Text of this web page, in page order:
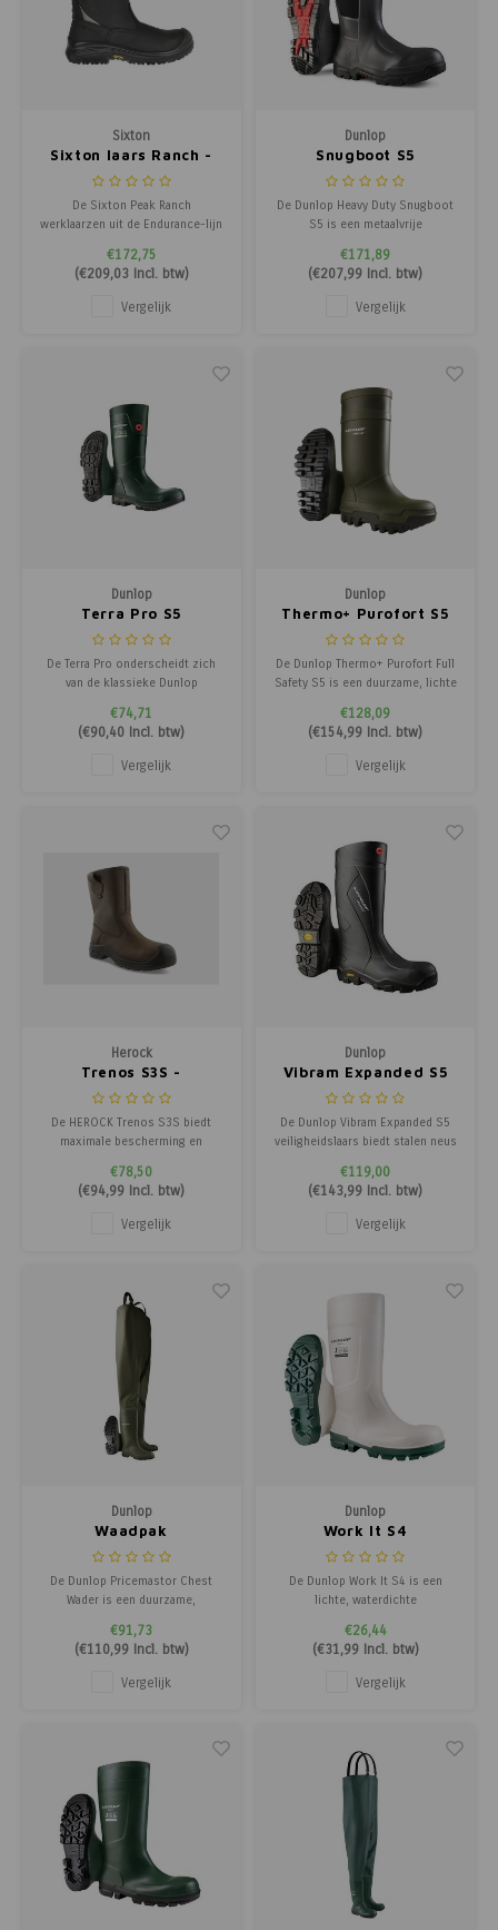
Sixton
Sixton laars Ranch -
Waterdicht zwart
De Sixton Peak Ranch
werklaarzen uit de Endurance-lijn
veiligheidsnormering. Deze
werklaarzen hebben een
veiligheidsneus van composiet
en een gevet nubuck lederen
€172,75
(€209,03Incl. btw)
Vergelijk
Dunlop
Snugboot S5
De Dunlop Heavy Duty Snugboot
S5 is een metaalvrije
neus en zool, all-terrain
antislipzool en koude-isolatie
tot -20°C.
€171,89
(€207,99 Incl. btw)
Vergelijk
Dunlop
Terra Pro S5
De Terra Pro onderscheidt zich
van de klassieke Dunlop
sneakerfit. Deze zorgt ervoor dat
de laars perfect aansluit bij de
voet. Zowel de achterzijde als de
wreef sluiten prima aan bij de
€74,71
(€90,40 Incl. btw)
Vergelijk
Dunlop
Thermo+ Purofort S5
De Dunlop Thermo+ Purofort Full
Safety S5 is een duurzame, lichte
neus en middenzool. Thermisch
isolerend tot -50°C, antislip,
schokdempend en bestand tegen
olie en chemicaliën.
€128,09
(€154,99 Incl. btw)
Vergelijk
Herock
Trenos S3S -
Veiligheidslaars
De HEROCK Trenos S3S biedt
maximale bescherming en
veiligheidslaars, ideaal voor
intensieve werkomstandigheden.
€78,50
(€94,99 Incl. btw)
Vergelijk
Dunlop
Vibram Expanded S5
De Dunlop Vibram Expanded S5
veiligheidslaars biedt stalen neus
antislip dankzij de Vibram XS
Work zool.
€119,00
(€143,99 Incl. btw)
Vergelijk
Dunlop
Waadpak
De Dunlop Pricemastor Chest
Wader is een duurzame,
waterdicht PVC/polyester, perfect
voor landbouw en natte
buitenactiviteiten.
€91,73
(€110,99Incl. btw)
Vergelijk
Dunlop
Work It S4
De Dunlop Work It S4 is een
lichte, waterdichte
SR-antislipzool en antistatische,
olie­bestendige eigenschappen.
€26,44
(€31,99Incl. btw)
Vergelijk